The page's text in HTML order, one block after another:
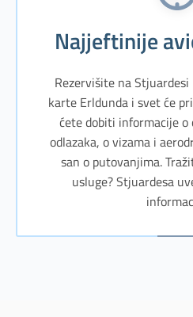
Najjeftinije
Rezervišite na
karte Erldunda i svet će
ćete dobiti informacije
odlazaka, o vizama i
san o putovanjima.
usluge? Stjuardesa